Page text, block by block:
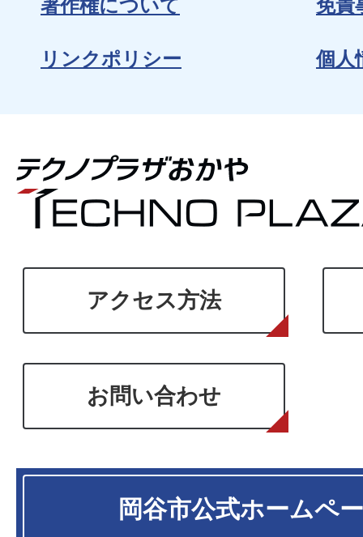
著作権について 免責
リンクポリシー 個人
アクセス方法
お問い合わせ
岡谷市公式ホームペ